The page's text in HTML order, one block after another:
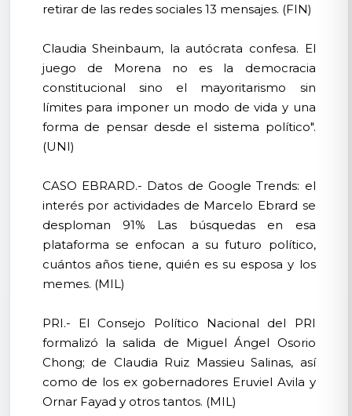
retirar de las redes sociales 13 mensajes. (FIN)
Claudia Sheinbaum, la autócrata confesa. El
juego de Morena no es la democracia
constitucional sino el mayoritarismo sin
límites para imponer un modo de vida y una
forma de pensar desde el sistema político".
(UNI)
CASO EBRARD.- Datos de Google Trends: el
interés por actividades de Marcelo Ebrard se
desploman 91% Las búsquedas en esa
plataforma se enfocan a su futuro político,
cuántos años tiene, quién es su esposa y los
memes. (MIL)
PRI.- El Consejo Político Nacional del PRI
formalizó la salida de Miguel Ángel Osorio
Chong; de Claudia Ruiz Massieu Salinas, así
como de los ex gobernadores Eruviel Avila y
Ornar Fayad y otros tantos. (MIL)